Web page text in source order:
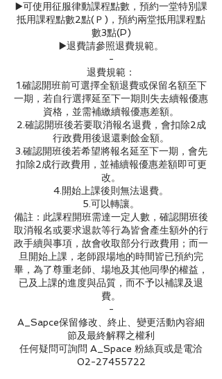
▶️可使用征服律動課程點數，預約一堂特別課
抵用課程點數2點(Ｐ)，預約兩堂抵用課程點
數3點(P)
▶️退費請參照退費規範。
-
退費規範：
1.確認開班前可選擇全額退費或保留名額至下
一期，若自行選擇延至下一期則失去續報優惠
資格，並需補繳續報優惠差額。
2.確認開班後若要取消報名退費，會扣除2成
行政費用後退還剩餘金額。
3.確認開班後若希望將報名延至下一期，會先
扣除2成行政費用，並補續報優惠差額即可更
改。
4.開始上課後則無法退費。
5.可以轉讓。
備註：此課程開班需達一定人數，確認開班後
取消報名或要求退款等行為皆會產生額外的行
政手續與事項，故會收取部分行政費用；而一
旦開始上課，老師跟場地的時間皆已預約完
畢，為了尊重老師、場地及其他同學的權益，
已及上課的進度與品質，而不予以補課及退
費。
-
A_Sapce保留修改、終止、變更活動內容細
節及最終解釋之權利
任何疑問可詢問 A_Space 粉絲頁或是電洽
02-27455722